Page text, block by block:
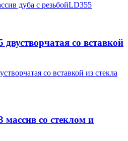
LD355
со вставкой
со стеклом и